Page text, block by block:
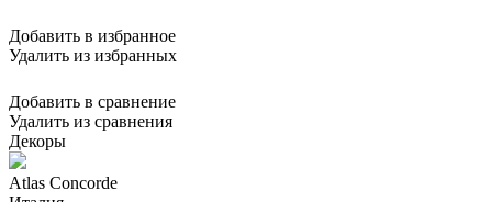
Добавить в избранное
Удалить из избранных
Добавить в сравнение
Удалить из сравнения
Декоры
Atlas Concorde